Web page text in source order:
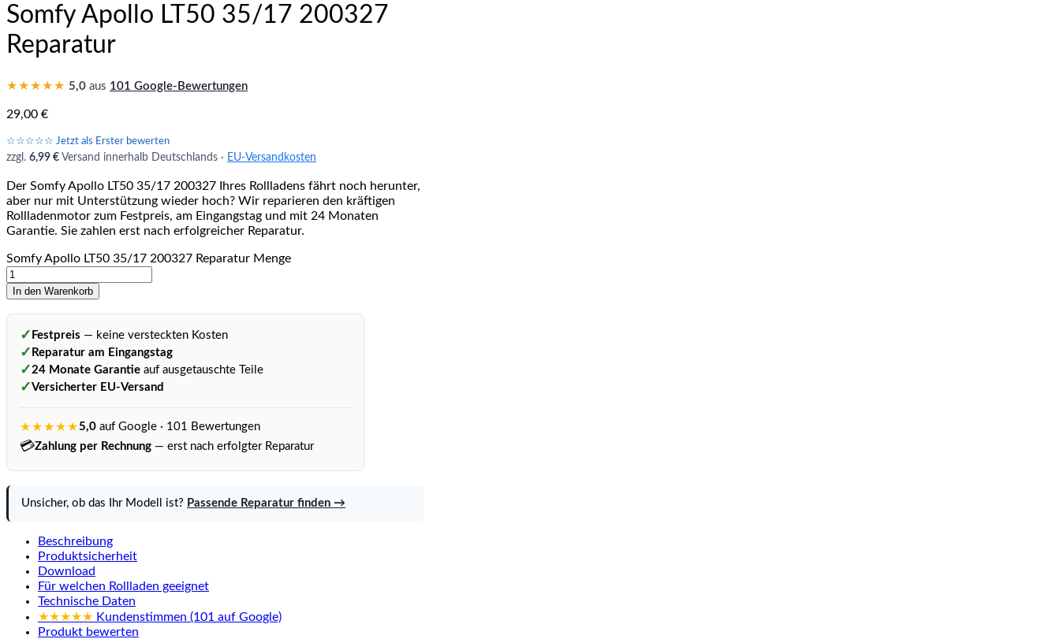
Somfy Apollo LT50 35/17 200327
Reparatur
★★★★★ 5,0 aus 101 Google-Bewertungen
29,00 €
☆☆☆☆☆ Jetzt als Erster bewerten
zzgl. 6,99 € Versand innerhalb Deutschlands · EU-Versandkosten
Der Somfy Apollo LT50 35/17 200327 Ihres Rollladens fährt noch herunter,
aber nur mit Unterstützung wieder hoch? Wir reparieren den kräftigen
Rollladenmotor zum Festpreis, am Eingangstag und mit 24 Monaten
Garantie. Sie zahlen erst nach erfolgreicher Reparatur.
Somfy Apollo LT50 35/17 200327 Reparatur Menge
In den Warenkorb
✓ Festpreis — keine versteckten Kosten
✓ Reparatur am Eingangstag
✓24 Monate Garantie auf ausgetauschte Teile
✓Versicherter EU-Versand
★★★★★5,0 auf Google · 101 Bewertungen
💳Zahlung per Rechnung — erst nach erfolgter Reparatur
Unsicher, ob das Ihr Modell ist? Passende Reparatur finden →
Beschreibung
Produktsicherheit
Download
Für welchen Rollladen geeignet
Technische Daten
★★★★★ Kundenstimmen (101 auf Google)
Produkt bewerten